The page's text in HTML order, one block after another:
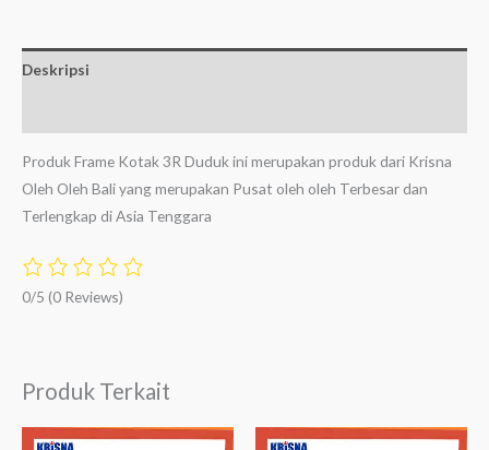
Deskripsi
Produk Frame Kotak 3R Duduk ini merupakan produk dari Krisna
Oleh Oleh Bali yang merupakan Pusat oleh oleh Terbesar dan
Terlengkap di Asia Tenggara
0/5 (0 Reviews)
Produk Terkait